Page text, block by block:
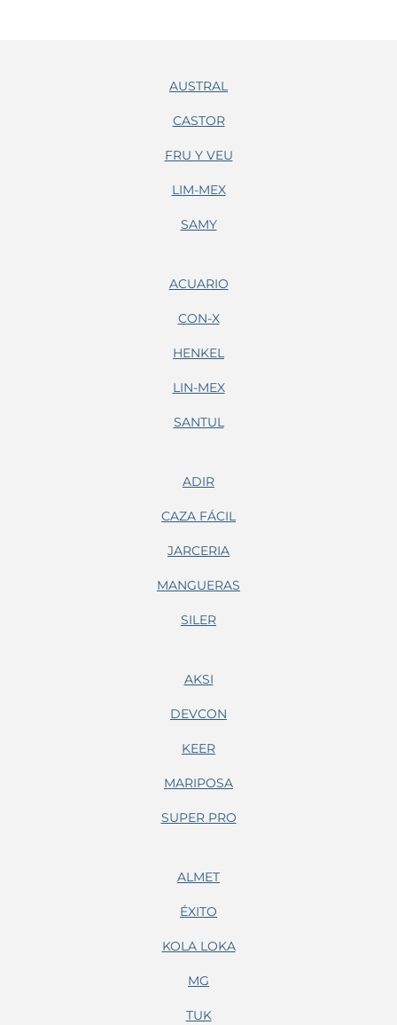
AUSTRAL
CASTOR
FRU Y VEU
LIM-MEX
SAMY
ACUARIO
CON-X
HENKEL
LIN-MEX
SANTUL
ADIR
CAZA FÁCIL
JARCERIA
MANGUERAS
SILER
AKSI
DEVCON
KEER
MARIPOSA
SUPER PRO
ALMET
ÉXITO
KOLA LOKA
MG
TUK